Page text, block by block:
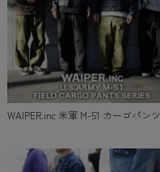
WAIPER.inc 米軍 M-51 カーゴパンツ